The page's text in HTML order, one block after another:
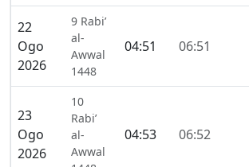
22
Ogo
2026
9 Rabi’
al-
Awwal
1448
04:51 06:51
23
Ogo
2026
10
Rabi’
al-
Awwal
04:53 06:52